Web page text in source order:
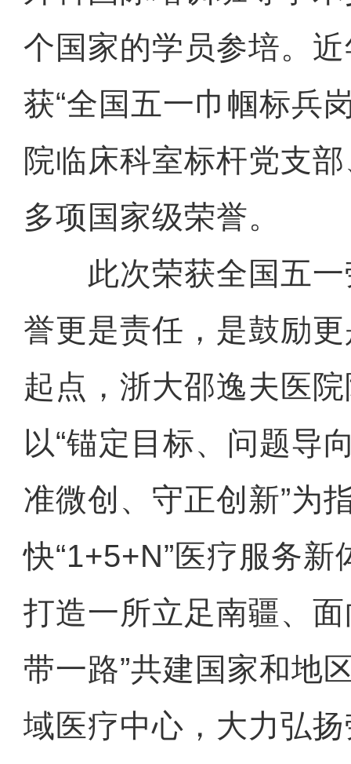
个国家的学员参培。
获“全国五一巾帼标兵
院临床科室标杆党支部
多项国家级荣誉。
此次荣获全国五一
誉更是责任，是鼓励
起点，浙大邵逸夫医
以“锚定目标、问题导
准微创、守正创新”为
快“1+5+N”医疗服务
打造一所立足南疆、
带一路”共建国家和地
域医疗中心，大力弘